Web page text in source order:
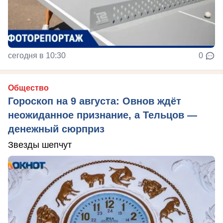
сегодня в 10:30 0
Общество
Гороскоп на 9 августа: Овнов ждёт
неожиданное признание, а Тельцов —
денежный сюрприз
Звезды шепчут